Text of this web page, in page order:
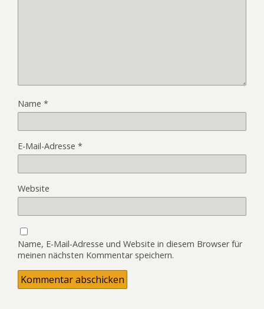
Name *
E-Mail-Adresse *
Website
Name, E-Mail-Adresse und Website in diesem Browser für
meinen nächsten Kommentar speichern.